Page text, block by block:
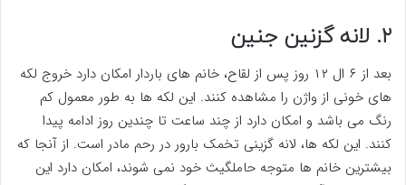
۲. لانه گزنین جنین
بعد از ۶ ال ۱۲ روز پس از لقاح، خانم های باردار امکان دارد خروج لکه
های خونی از واژن را مشاهده کنند. این لکه ها به طور معمول کم
رنگ می باشد و امکان دارد از چند ساعت تا چندین روز ادامه پیدا
کنند. این لکه ها، لانه گزینی تخمک بارور در رحم مادر است. از آنجا که
بیشترین خانم ها متوجه حاملگیث خود نمی شوند، امکان دارد این